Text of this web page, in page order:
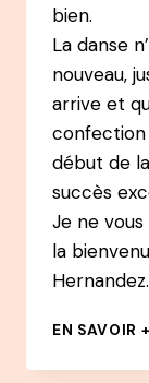
bien.
La danse
nouveau,
arrive et
confection
début de
succès
Je ne
la
Hernandez.
EN SAVOIR +